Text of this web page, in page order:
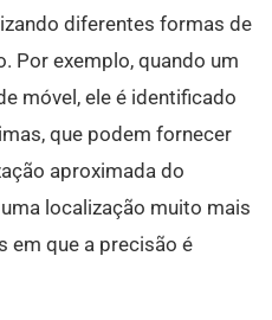
diferentes formas de
Por exemplo, quando um
móvel, ele é identificado
que podem fornecer
aproximada do
localização muito mais
em que a precisão é